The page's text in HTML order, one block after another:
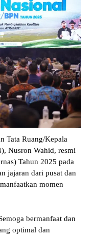
Tata Ruang/Kepala
Nusron Wahid, resmi
Tahun 2025 pada
jajaran dari pusat dan
momen
bermanfaat dan
optimal dan